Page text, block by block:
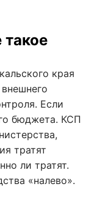
края
Если
бюджета. КСП
тратят
ли тратят.
«налево».